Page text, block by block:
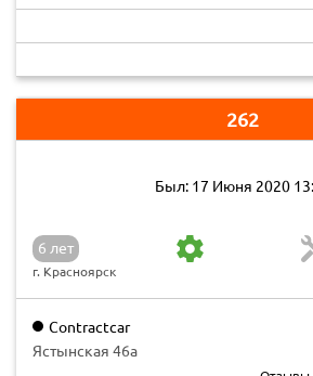
262
Был: 17 Июня 2020
6 лет
г. Красноярск
Contractcar
Ястынская 46а